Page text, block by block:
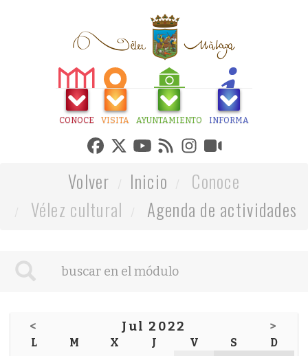
CONOCE VISITA AYUNTAMIENTO INFORMA
Volver Inicio
Conoce
Vélez cultural
Agenda de actividades
< Jul 2022 >
L M X J V S D